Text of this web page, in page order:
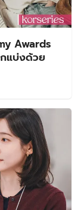
Awards
แบ่งด้วย